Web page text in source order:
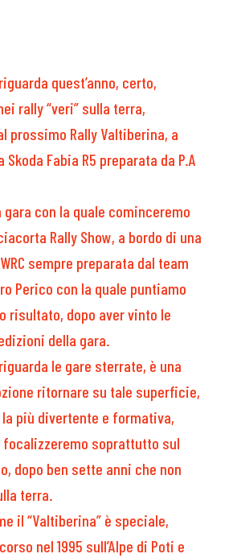
quest’anno, certo,
rally “veri” sulla terra,
prossimo Rally Valtiberina, a
Skoda Fabia R5 preparata da P.A
gara con la quale cominceremo
Rally Show, a bordo di una
sempre preparata dal team
Perico con la quale puntiamo
risultato, dopo aver vinto le
della gara.
le gare sterrate, è una
ritornare su tale superficie,
più divertente e formativa,
focalizzeremo soprattutto sul
dopo ben sette anni che non
terra.
il “Valtiberina” è speciale,
nel 1995 sull’Alpe di Poti e